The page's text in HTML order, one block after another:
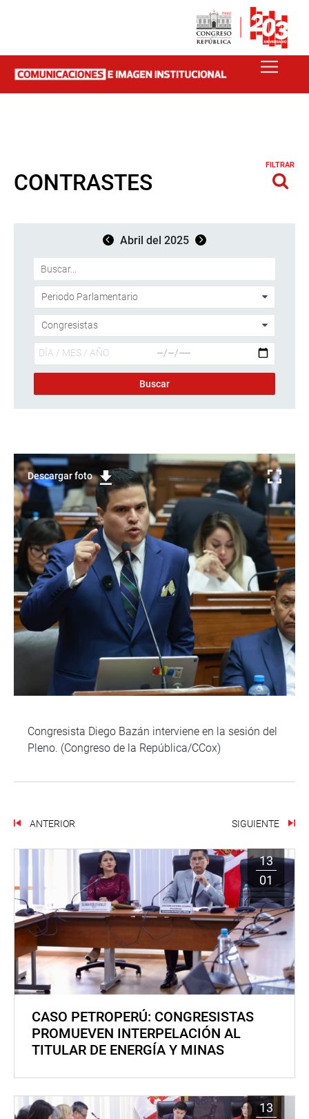
CONTRASTES
FILTRAR
Abril del 2025
Descargar foto
Congresista Diego Bazán interviene en la sesión del
Pleno. (Congreso de la República/CCox)
ANTERIOR SIGUIENTE
13
01
CASO PETROPERÚ: CONGRESISTAS
PROMUEVEN INTERPELACIÓN AL
TITULAR DE ENERGÍA Y MINAS
13